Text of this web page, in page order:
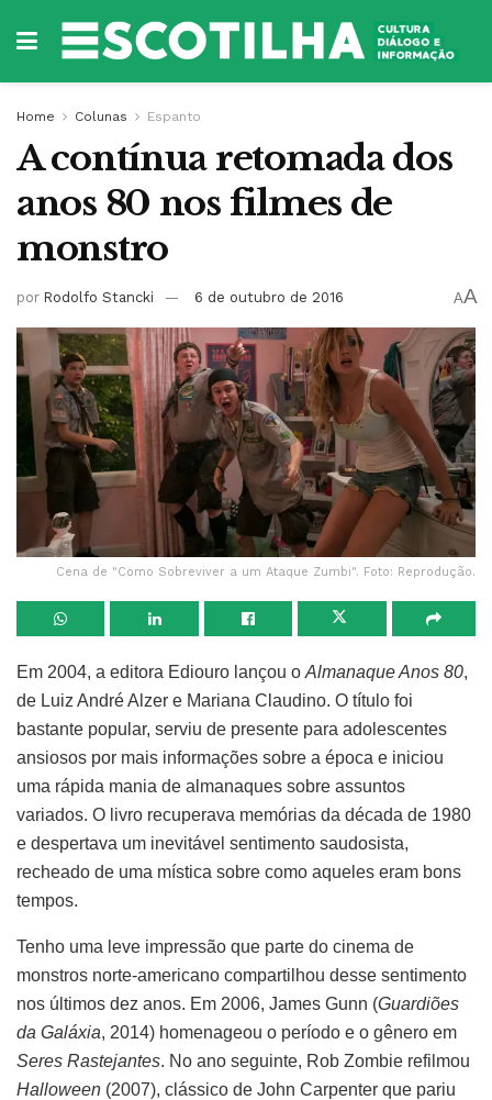
Home Colunas Espanto
A contínua retomada dos
anos 80 nos filmes de
monstro
por Rodolfo Stancki 6 de outubro de 2016 AA
Cena de "Como Sobreviver a um Ataque Zumbi". Foto: Reprodução.
Em 2004, a editora Ediouro lançou o Almanaque Anos 80,
de Luiz André Alzer e Mariana Claudino. O título foi
bastante popular, serviu de presente para adolescentes
ansiosos por mais informações sobre a época e iniciou
uma rápida mania de almanaques sobre assuntos
variados. O livro recuperava memórias da década de 1980
e despertava um inevitável sentimento saudosista,
recheado de uma mística sobre como aqueles eram bons
tempos.
Tenho uma leve impressão que parte do cinema de
monstros norte-americano compartilhou desse sentimento
nos últimos dez anos. Em 2006, James Gunn (Guardiões
da Galáxia, 2014) homenageou o período e o gênero em
Seres Rastejantes. No ano seguinte, Rob Zombie refilmou
Halloween (2007), clássico de John Carpenter que pariu